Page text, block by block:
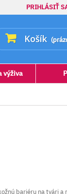
PRIHLÁSIŤ
Košík
výživa
bariéru na tvári a